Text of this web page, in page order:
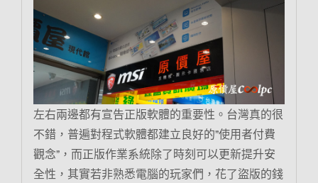
左右兩邊都有宣告正版軟體的重要性。台灣真的很
不錯，普遍對程式軟體都建立良好的”使用者付費
觀念”，而正版作業系統除了時刻可以更新提升安
全性，其實若非熟悉電腦的玩家們，花了盜版的錢